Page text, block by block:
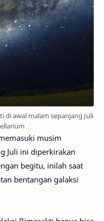
di awal malam sepanjang Juli
musim
Juli ini diperkirakan
begitu, inilah saat
bentangan galaksi